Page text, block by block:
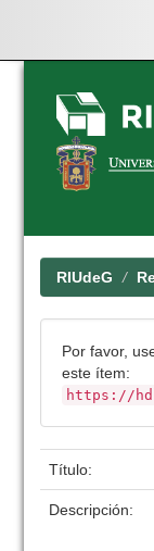
Skip
navigation
RIUdeG
Por favor,
este ítem:
https://
Título:
Descripción: